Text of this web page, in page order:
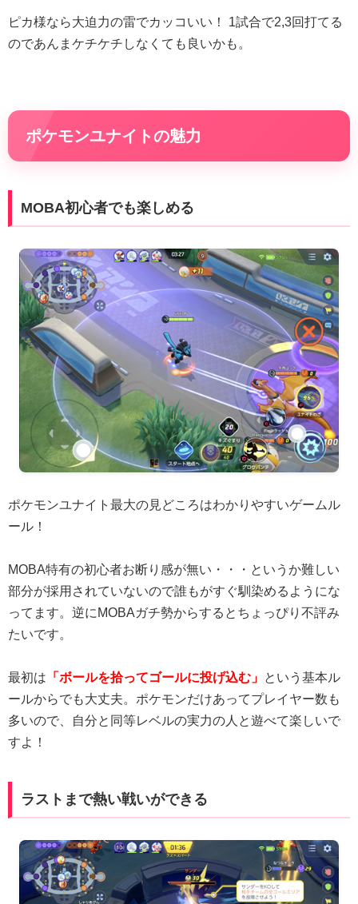
ピカ様なら大迫力の雷でカッコいい！ 1試合で2,3回打てる
のであんまケチケチしなくても良いかも。
ポケモンユナイトの魅力
MOBA初心者でも楽しめる
ポケモンユナイト最大の見どころはわかりやすいゲームル
ール！
MOBA特有の初心者お断り感が無い・・・というか難しい
部分が採用されていないので誰もがすぐ馴染めるようにな
ってます。逆にMOBAガチ勢からするとちょっぴり不評み
たいです。
最初は 「ボールを拾ってゴールに投げ込む」 という基本ル
ールからでも大丈夫。ポケモンだけあってプレイヤー数も
多いので、自分と同等レベルの実力の人と遊べて楽しいで
すよ！
ラストまで熱い戦いができる